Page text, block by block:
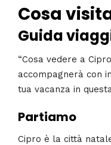
Cosa
Guida
“Cosa vedere a
accompagnerà con
tua vacanza in
Partiamo
Cipro è la città